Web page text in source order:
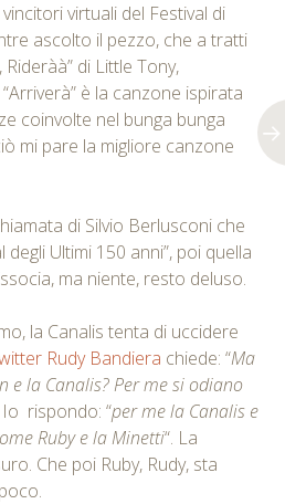
virtuali del Festival di
ascolto il pezzo, che a tratti
di Little Tony,
è la canzone ispirata
coinvolte nel bunga bunga
mi pare la migliore canzone
di Silvio Berlusconi che
degli Ultimi 150 anni”, poi quella
ma niente, resto deluso.
la Canalis tenta di uccidere
Rudy Bandiera chiede: “Ma
e la Canalis? Per me si odiano
Io rispondo: “per me la Canalis e
Ruby e la Minetti“. La
Che poi Ruby, Rudy, sta